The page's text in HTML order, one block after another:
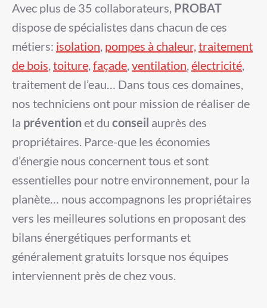
Avec plus de 35 collaborateurs, PROBAT
dispose de spécialistes dans chacun de ces
métiers: isolation, pompes à chaleur,traitement
de bois, toiture, façade, ventilation, électricité,
traitement de l’eau… Dans tous ces domaines,
nos techniciens ont pour mission de réaliser de
la préventionet du conseil auprès des
propriétaires. Parce-que les économies
d’énergie nous concernent tous et sont
essentielles pour notre environnement, pour la
planète… nous accompagnons les propriétaires
vers les meilleures solutions en proposant des
bilans énergétiques performants et
généralement gratuits lorsque nos équipes
interviennent près de chez vous.